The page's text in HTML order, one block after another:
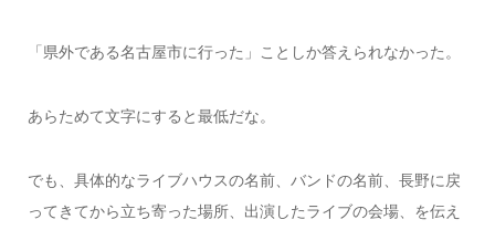
「県外である名古屋市に行った」ことしか答えられなかった。
あらためて文字にすると最低だな。
でも、具体的なライブハウスの名前、バンドの名前、長野に戻
ってきてから立ち寄った場所、出演したライブの会場、を伝え